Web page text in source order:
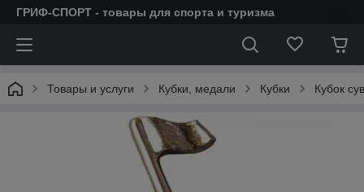
ГРИФ-СПОРТ - товары для спорта и туризма
Товары и услуги Кубки, медали Кубки Кубок